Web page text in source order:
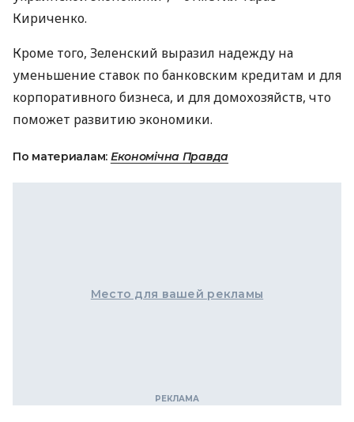
Кириченко.
Кроме того, Зеленский выразил надежду на
уменьшение ставок по банковским кредитам и для
корпоративного бизнеса, и для домохозяйств, что
поможет развитию экономики.
По материалам: Економічна Правда
Место для вашей рекламы